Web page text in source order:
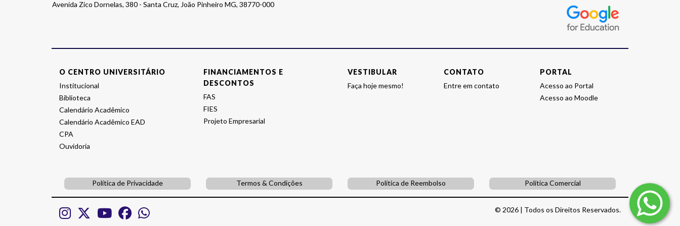
Avenida Zico Dornelas, 380 - Santa Cruz, João Pinheiro MG, 38770-000
MEC
O CENTRO UNIVERSITÁRIO
Institucional
Biblioteca
Calendário Acadêmico
Calendário Acadêmico EAD
CPA
Ouvidoria
FINANCIAMENTOS E
DESCONTOS
FAS
FIES
Projeto Empresarial
VESTIBULAR
Faça hoje mesmo!
CONTATO
Entre em contato
PORTAL
Acesso ao Portal
Acesso ao Moodle
Política de Privacidade Termos & Condições Política de Reembolso Política Comercial
© 2026 | Todos os Direitos Reservados.